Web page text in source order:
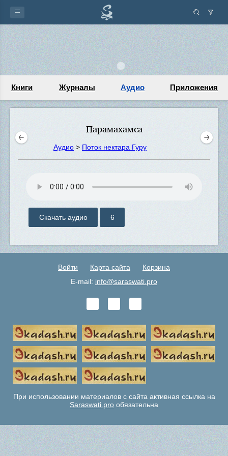
Книги Журналы Аудио Приложения
Парамахамса
Аудио > Поток нектара Гуру
Скачать аудио 6
Войти Карта сайта
Корзина
E-mail: info@saraswati.pro
При использовании материалов с сайта активная ссылка на
Saraswati.pro обязательна